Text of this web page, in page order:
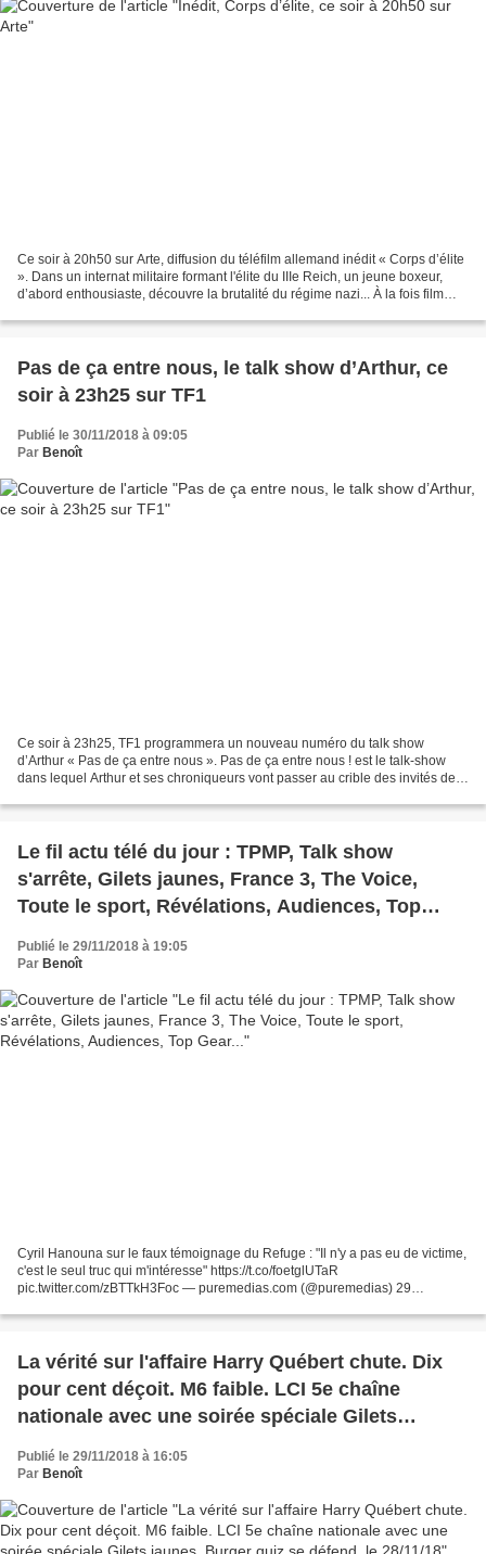
Ce soir à 20h50 sur Arte, diffusion du téléfilm allemand inédit « Corps d’élite
». Dans un internat militaire formant l'élite du IIIe Reich, un jeune boxeur,
d’abord enthousiaste, découvre la brutalité du régime nazi... À la fois film
Pas de ça entre nous, le talk show d’Arthur, ce
soir à 23h25 sur TF1
Publié le 30/11/2018 à 09:05
Par Benoît
Ce soir à 23h25, TF1 programmera un nouveau numéro du talk show
d’Arthur « Pas de ça entre nous ». Pas de ça entre nous ! est le talk-show
dans lequel Arthur et ses chroniqueurs vont passer au crible des invités de
Le fil actu télé du jour : TPMP, Talk show
s'arrête, Gilets jaunes, France 3, The Voice,
Toute le sport, Révélations, Audiences, Top
Publié le 29/11/2018 à 19:05
Par Benoît
Cyril Hanouna sur le faux témoignage du Refuge : "Il n'y a pas eu de victime,
c'est le seul truc qui m'intéresse" https://t.co/foetglUTaR
pic.twitter.com/zBTTkH3Foc — puremedias.com (@puremedias) 29
La vérité sur l'affaire Harry Québert chute. Dix
pour cent déçoit. M6 faible. LCI 5e chaîne
nationale avec une soirée spéciale Gilets
jaunes. Burger quiz se défend, le 28/11/18
Publié le 29/11/2018 à 16:05
Par Benoît